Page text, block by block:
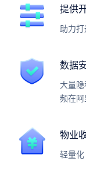
提供
助力
数据
大量
频在
物业
轻量